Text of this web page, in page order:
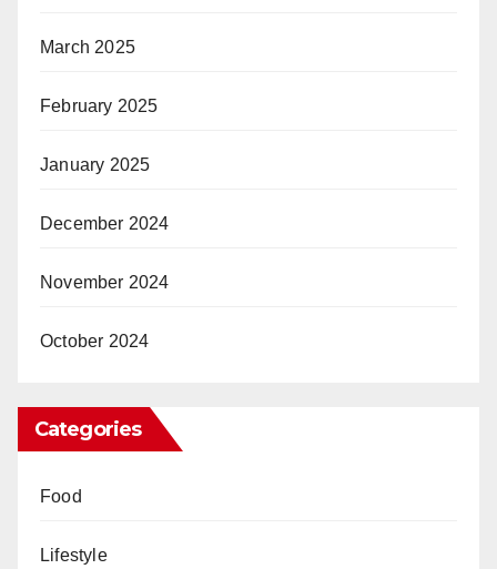
March 2025
February 2025
January 2025
December 2024
November 2024
October 2024
Categories
Food
Lifestyle